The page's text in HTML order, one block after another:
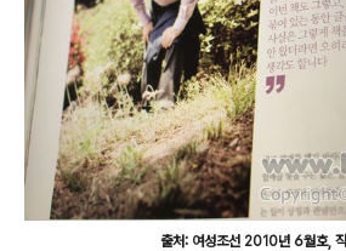
출처: 여성조선 2010년 6월호,